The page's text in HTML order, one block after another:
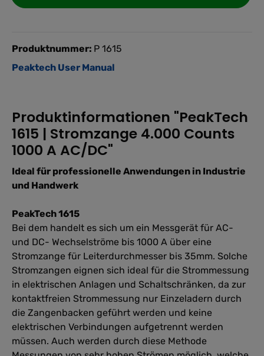
Produktnummer: P 1615
Peaktech User Manual
Produktinformationen "PeakTech
1615 | Stromzange 4.000 Counts
1000 A AC/DC"
Ideal für professionelle Anwendungen in Industrie
und Handwerk
PeakTech 1615
Bei dem handelt es sich um ein Messgerät für AC-
und DC- Wechselströme bis 1000 A über eine
Stromzange für Leiterdurchmesser bis 35mm. Solche
Stromzangen eignen sich ideal für die Strommessung
in elektrischen Anlagen und Schaltschränken, da zur
kontaktfreien Strommessung nur Einzeladern durch
die Zangenbacken geführt werden und keine
elektrischen Verbindungen aufgetrennt werden
müssen. Auch werden durch diese Methode